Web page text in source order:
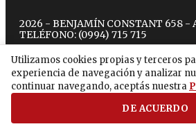
Utilizamos cookies propias y terceros
experiencia de navegación y analizar
continuar navegando, aceptás nuestra
DE ACUERDO
2026 - BENJAMÍN CONSTANT 658 -
TELÉFONO: (0994) 715 715
twitterinstagram
facebook